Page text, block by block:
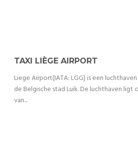
TAXI LIÈGE AIRPORT
Liege Airport(IATA: LGG) is een
de Belgische stad Luik. De luchthaven
van...